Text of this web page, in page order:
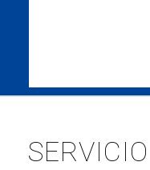
SERVICIO